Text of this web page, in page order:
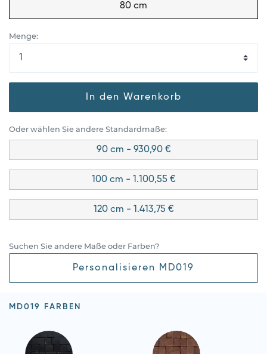
80 cm
Menge:
In den Warenkorb
Oder wählen Sie andere Standardmaße:
90 cm - 930,90 €
100 cm - 1.100,55 €
120 cm - 1.413,75 €
Suchen Sie andere Maße oder Farben?
Personalisieren MD019
MD019 FARBEN